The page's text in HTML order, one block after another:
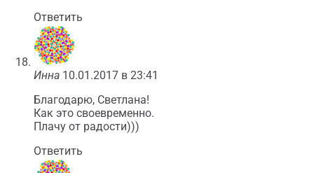
Ответить
Инна 10.01.2017 в 23:41
Благодарю, Светлана!
Как это своевременно.
Плачу от радости)))
Ответить